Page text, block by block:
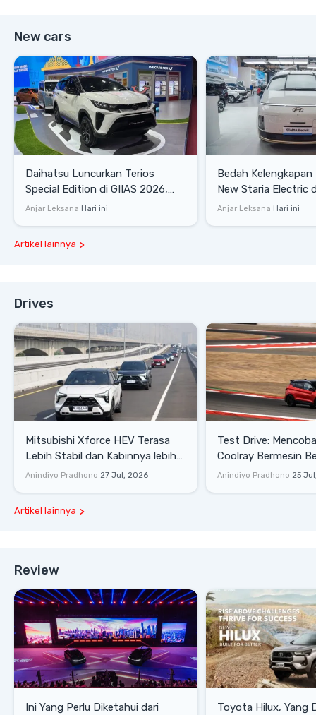
New cars
Daihatsu Luncurkan Terios
Special Edition di GIIAS 2026,
Stok Terbatas
Anjar Leksana Hari ini
Bedah Kelengkapan
New Staria Electric
yang Dikenalkan di
Anjar Leksana Hari ini
Artikel lainnya
Drives
Mitsubishi Xforce HEV Terasa
Lebih Stabil dan Kabinnya lebih
Senyap
Anindiyo Pradhono 27 Jul, 2026
Test Drive: Mencoba Geely
Coolray Bermesin
di Sirkuit Mandalika
Anindiyo Pradhono 25
Artikel lainnya
Review
Ini Yang Perlu Diketahui dari
Toyota Hilux, Yang